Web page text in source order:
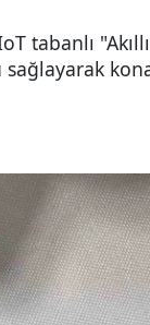
tabanlı